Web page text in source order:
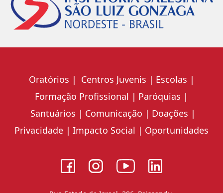
Oratórios Centros Juvenis
Escolas
Formação Profissional
Paróquias
Santuários
Comunicação
Doações
Privacidade
Impacto Social Oportunidades